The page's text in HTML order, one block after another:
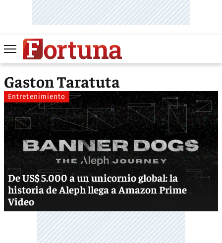
Gaston Taratuta
Entretenimiento
De US$ 5.000 a un unicornio global: la
historia de Aleph llega a Amazon Prime
Video